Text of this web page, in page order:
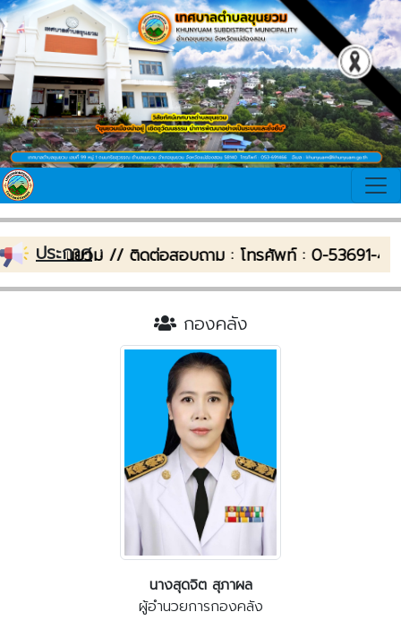
ประกาศ:
บลขุนยวม // ติดต่อสอบถาม : โทรศัพท์ : 0-53691-466 โ
กองคลัง
นางสุดจิต สุภาผล
ผู้อำนวยการกองคลัง